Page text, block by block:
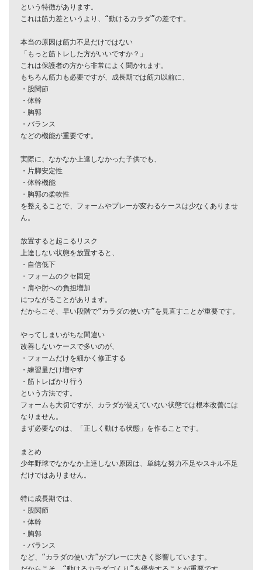
という特徴があります。
これは筋力差というより、“動けるカラダ”の差です。
本当の原因は筋力不足だけではない
「もっと筋トレした方がいいですか？」
これは保護者の方から非常によく聞かれます。
もちろん筋力も必要ですが、成長期では筋力以前に、
・股関節
・体幹
・胸郭
・バランス
などの機能が重要です。
実際に、なかなか上達しなかった子供でも、
・片脚安定性
・体幹機能
・胸郭の柔軟性
を整えることで、フォームやプレーが変わるケースは少なくありませ
ん。
放置すると起こるリスク
上達しない状態を放置すると、
・自信低下
・フォームのクセ固定
・肩や肘への負担増加
につながることがあります。
だからこそ、早い段階で“カラダの使い方”を見直すことが重要です。
やってしまいがちな間違い
改善しないケースで多いのが、
・フォームだけを細かく修正する
・練習量だけ増やす
・筋トレばかり行う
という方法です。
フォームも大切ですが、カラダが使えていない状態では根本改善には
なりません。
まず必要なのは、「正しく動ける状態」を作ることです。
まとめ
少年野球でなかなか上達しない原因は、単純な努力不足やスキル不足
だけではありません。
特に成長期では、
・股関節
・体幹
・胸郭
・バランス
など、“カラダの使い方”がプレーに大きく影響しています。